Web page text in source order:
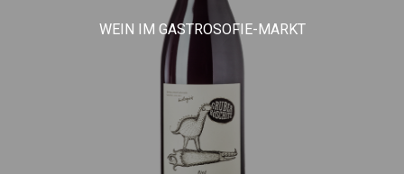
WEIN IM GASTROSOFIE-MARKT